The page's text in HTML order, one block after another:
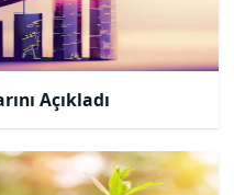
Açıkladı